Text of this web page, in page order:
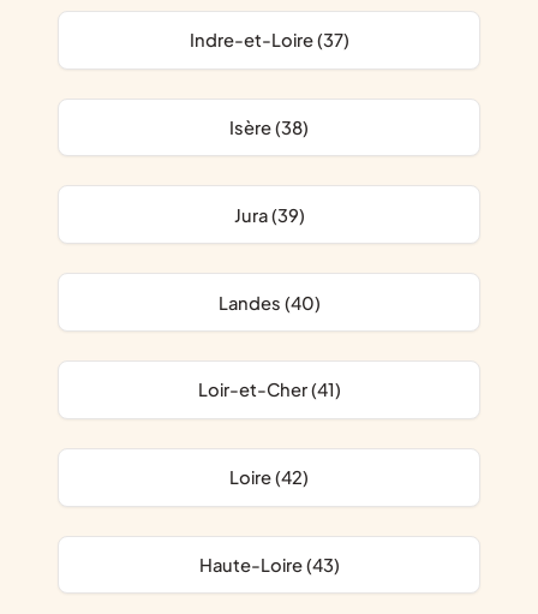
Indre-et-Loire (37)
Isère (38)
Jura (39)
Landes (40)
Loir-et-Cher (41)
Loire (42)
Haute-Loire (43)